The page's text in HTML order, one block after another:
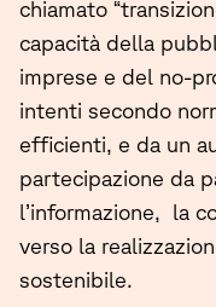
chiamato
capacità della
imprese e del no-
intenti secondo
efficienti, e da un
partecipazione da
l’informazione, la
verso la
sostenibile.